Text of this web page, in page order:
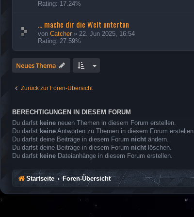
Rating: 17.24%
... mache dir die Welt untertan
von Catcher » 22. Jun 2025, 16:54
Rating: 27.59%
Neues Thema
Zurück zur Foren-Übersicht
BERECHTIGUNGEN IN DIESEM FORUM
Du darfst keine neuen Themen in diesem Forum erstellen.
Du darfst keine Antworten zu Themen in diesem Forum erstellen.
Du darfst deine Beiträge in diesem Forum nicht ändern.
Du darfst deine Beiträge in diesem Forum nicht löschen.
Du darfst keine Dateianhänge in diesem Forum erstellen.
Startseite Foren-Übersicht